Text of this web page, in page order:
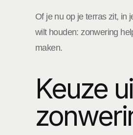
Of je nu op je terras zit, in
wilt houden: zonwering
maken.
Keuze